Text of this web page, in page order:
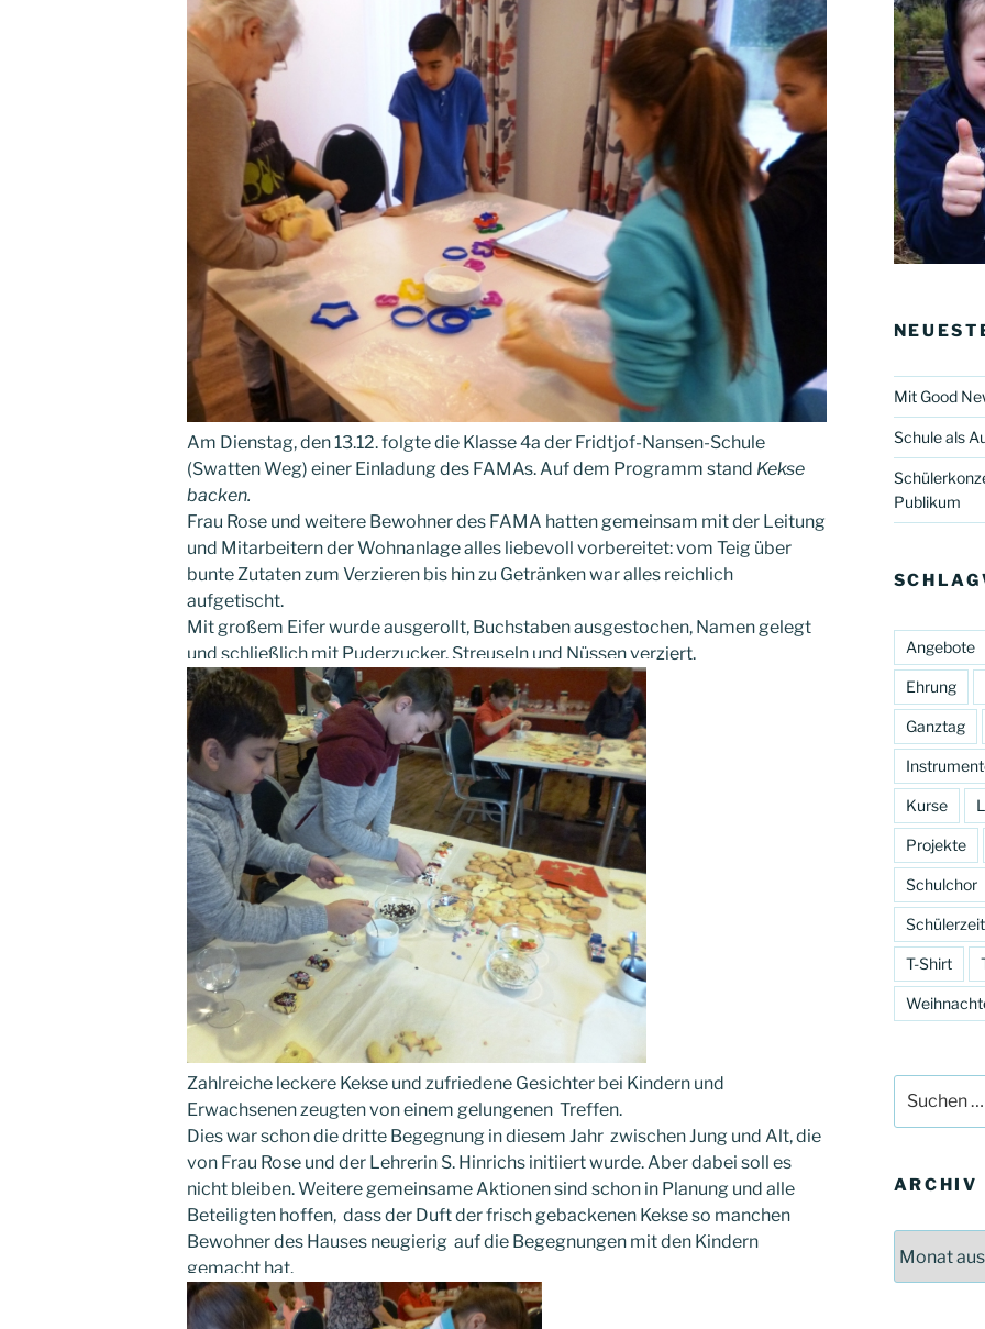
Am Dienstag, den 13.12. folgte die Klasse 4a der Fridtjof-Nansen-Schule
(Swatten Weg) einer Einladung des FAMAs. Auf dem Programm stand Kekse
backen.
Frau Rose und weitere Bewohner des FAMA hatten gemeinsam mit der Leitung
und Mitarbeitern der Wohnanlage alles liebevoll vorbereitet: vom Teig über
bunte Zutaten zum Verzieren bis hin zu Getränken war alles reichlich
aufgetischt.
Mit großem Eifer wurde ausgerollt, Buchstaben ausgestochen, Namen gelegt
und schließlich mit Puderzucker, Streuseln und Nüssen verziert.
Zahlreiche leckere Kekse und zufriedene Gesichter bei Kindern und
Erwachsenen zeugten von einem gelungenen Treffen.
Dies war schon die dritte Begegnung in diesem Jahr zwischen Jung und Alt, die
von Frau Rose und der Lehrerin S. Hinrichs initiiert wurde. Aber dabei soll es
nicht bleiben. Weitere gemeinsame Aktionen sind schon in Planung und alle
Beteiligten hoffen, dass der Duft der frisch gebackenen Kekse so manchen
Bewohner des Hauses neugierig auf die Begegnungen mit den Kindern
gemacht hat.
Mit Good
Schule als
Publikum
Angebote
Ehrung
Ganztag
Kurse
Projekte
Schulchor
T-Shirt
nach:
ARCHIV